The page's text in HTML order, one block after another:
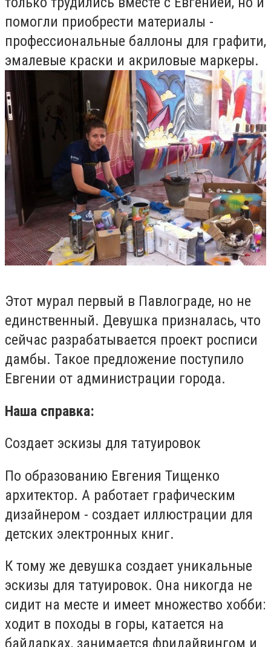
помогли приобрести материалы -
профессиональные баллоны для графити,
эмалевые краски и акриловые маркеры.
Этот мурал первый в Павлограде, но не
единственный. Девушка призналась, что
сейчас разрабатывается проект росписи
дамбы. Такое предложение поступило
Евгении от администрации города.
Наша справка:
Создает эскизы для татуировок
По образованию Евгения Тищенко
архитектор. А работает графическим
дизайнером - создает иллюстрации для
детских электронных книг.
К тому же девушка создает уникальные
эскизы для татуировок. Она никогда не
сидит на месте и имеет множество хобби:
ходит в походы в горы, катается на